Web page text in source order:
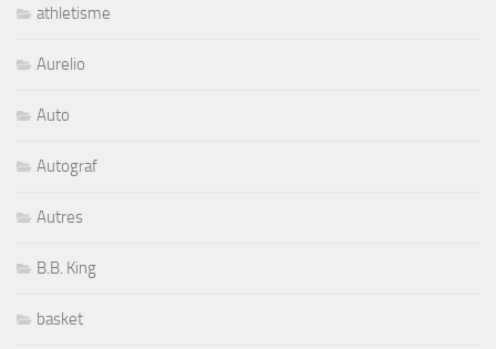
athletisme
Aurelio
Auto
Autograf
Autres
B.B. King
basket